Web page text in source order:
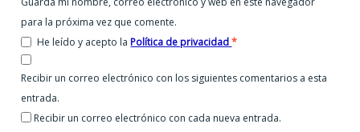
para la próxima vez que comente.
He leído y acepto laPolítica de privacidad*
Recibir un correo electrónico con los siguientes comentarios a esta
entrada.
Recibir un correo electrónico con cada nueva entrada.